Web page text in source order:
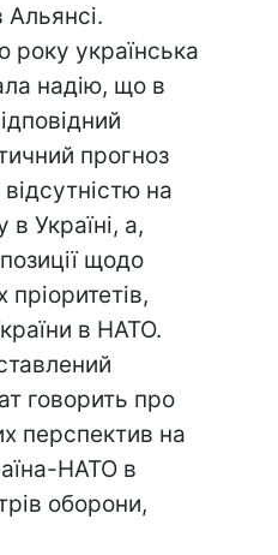
року українська
надію, що в
прогноз
на
Україні, а,
щодо
пріоритетів,
в НАТО.
говорить про
перспектив на
НАТО в
оборони,